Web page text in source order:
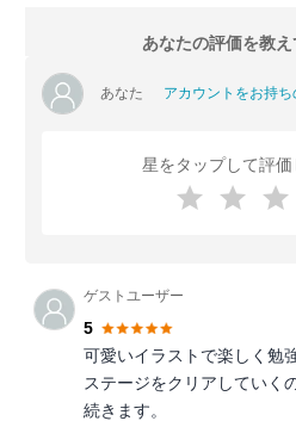
あなたの評価を教え
あなた アカウントをお持
星をタップして評
ゲストユーザー
5
可愛いイラストで楽しく勉
ステージをクリアしていく
続きます。